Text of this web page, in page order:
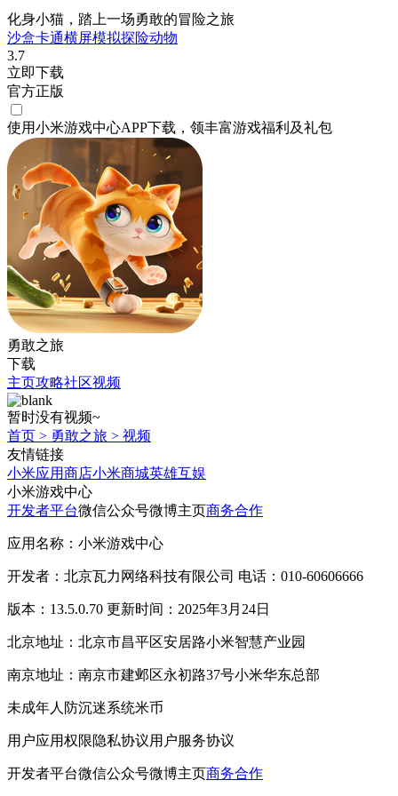
化身小猫，踏上一场勇敢的冒险之旅
沙盒卡通横屏模拟探险动物
3.7
立即下载
官方正版
使用小米游戏中心APP下载 ，领丰富游戏福利 及礼包
勇敢之旅
下载
主页攻略社区视频
暂时没有视频~
首页 > 勇敢之旅 > 视频
友情链接
小米应用商店小米商城英雄互娱
小米游戏中心
开发者平台微信公众号微博主页商务合作
应用名称：小米游戏中心
开发者：北京瓦力网络科技有限公司 电话：010-60606666
版本：13.5.0.70 更新时间：2025年3月24日
北京地址：北京市昌平区安居路小米智慧产业园
南京地址：南京市建邺区永初路37号小米华东总部
未成年人防沉迷系统米币
用户应用权限隐私协议用户服务协议
开发者平台微信公众号微博主页商务合作